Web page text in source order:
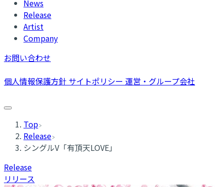
News
Release
Artist
Company
お問い合わせ
個人情報保護方針 サイトポリシー 運営・グループ会社
Top
Release
シングルV「有頂天LOVE」
Release
リリース